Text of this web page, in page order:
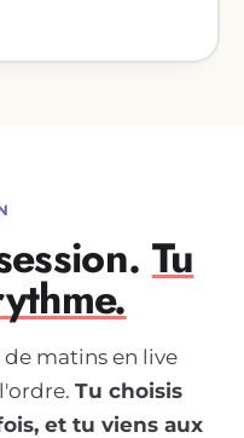
Tu
de matins en live
Tu choisis
et tu viens aux